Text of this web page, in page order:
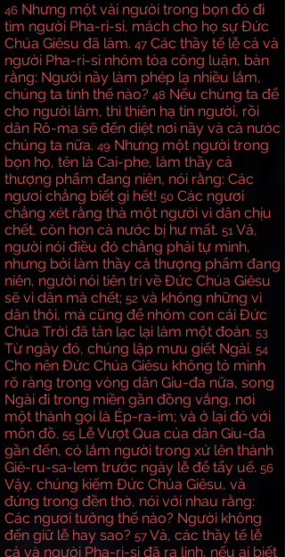
46 Nhưng một vài người trong bọn đó đi
tìm người Pha-ri-si, mách cho họ sự Đức
Chúa Giêsu đã làm. 47 Các thầy tế lễ cả và
người Pha-ri-si nhóm tòa công luận, bàn
rằng: Người nầy làm phép lạ nhiều lắm,
chúng ta tính thế nào? 48 Nếu chúng ta để
cho người làm, thì thiên hạ tin người, rồi
dân Rô-ma sẽ đến diệt nơi nầy và cả nước
chúng ta nữa. 49 Nhưng một người trong
bọn họ, tên là Cai-phe, làm thầy cả
thượng phẩm đang niên, nói rằng: Các
ngươi chẳng biết gì hết! 50 Các ngươi
chẳng xét rằng thà một người vì dân chịu
chết, còn hơn cả nước bị hư mất. 51 Vả,
người nói điều đó chẳng phải tự mình,
nhưng bởi làm thầy cả thượng phẩm đang
niên, người nói tiên tri về Đức Chúa Giêsu
sẽ vì dân mà chết; 52 và không những vì
dân thôi, mà cũng để nhóm con cái Đức
Chúa Trời đã tản lạc lại làm một đoàn. 53
Từ ngày đó, chúng lập mưu giết Ngài. 54
Cho nên Đức Chúa Giêsu không tỏ mình
rõ ràng trong vòng dân Giu-đa nữa, song
Ngài đi trong miền gần đồng vắng, nơi
một thành gọi là Ép-ra-im; và ở lại đó với
môn đồ. 55 Lễ Vượt Qua của dân Giu-đa
gần đến, có lắm người trong xứ lên thành
Giê-ru-sa-lem trước ngày lễ để tẩy uế. 56
Vậy, chúng kiếm Đức Chúa Giêsu, và
đứng trong đền thờ, nói với nhau rằng:
Các ngươi tưởng thế nào? Người không
đến giữ lễ hay sao? 57Vả, các thầy tế lễ
cả và người Pha-ri-si đã ra lịnh, nếu ai biết